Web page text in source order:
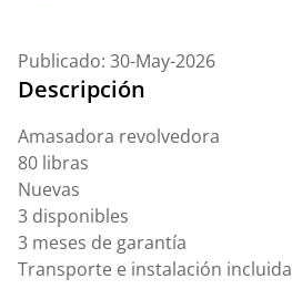
Publicado: 30-May-2026
Descripción
Amasadora revolvedora
80 libras
Nuevas
3 disponibles
3 meses de garantía
Transporte e instalación incluida